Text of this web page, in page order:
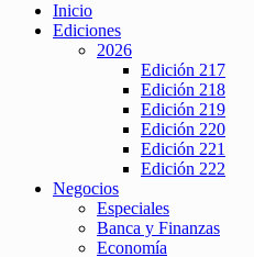
Inicio
Ediciones
2026
Edición 217
Edición 218
Edición 219
Edición 220
Edición 221
Edición 222
Negocios
Especiales
Banca y Finanzas
Economía